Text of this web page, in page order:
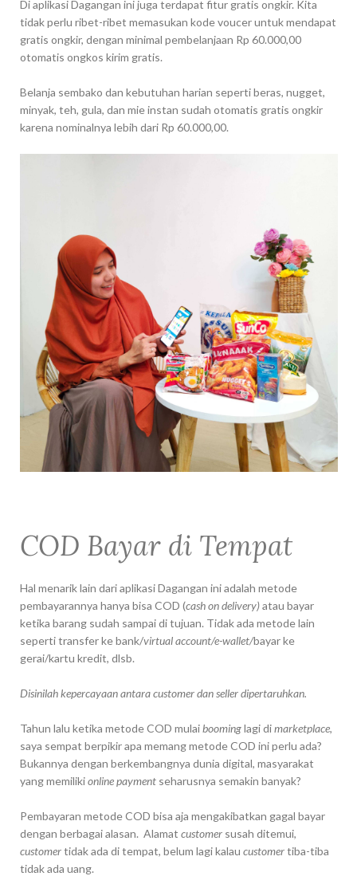
Di aplikasi Dagangan ini juga terdapat fitur gratis ongkir. Kita
tidak perlu ribet-ribet memasukan kode voucer untuk mendapat
gratis ongkir, dengan minimal pembelanjaan Rp 60.000,00
otomatis ongkos kirim gratis.
Belanja sembako dan kebutuhan harian seperti beras, nugget,
minyak, teh, gula, dan mie instan sudah otomatis gratis ongkir
karena nominalnya lebih dari Rp 60.000,00.
COD Bayar di Tempat
Hal menarik lain dari aplikasi Dagangan ini adalah metode
pembayarannya hanya bisa COD (cash on delivery)atau bayar
ketika barang sudah sampai di tujuan. Tidak ada metode lain
seperti transfer ke bank/virtual account/e-wallet/bayar ke
gerai/kartu kredit, dlsb.
Disinilah kepercayaan antara customer dan seller dipertaruhkan.
Tahun lalu ketika metode COD mulaiboominglagi dimarketplace,
saya sempat berpikir apa memang metode COD ini perlu ada?
Bukannya dengan berkembangnya dunia digital, masyarakat
yang memilikionline payment seharusnya semakin banyak?
Pembayaran metode COD bisa aja mengakibatkan gagal bayar
dengan berbagai alasan. Alamat customersusah ditemui,
customertidak ada di tempat, belum lagi kalau customertiba-tiba
tidak ada uang.